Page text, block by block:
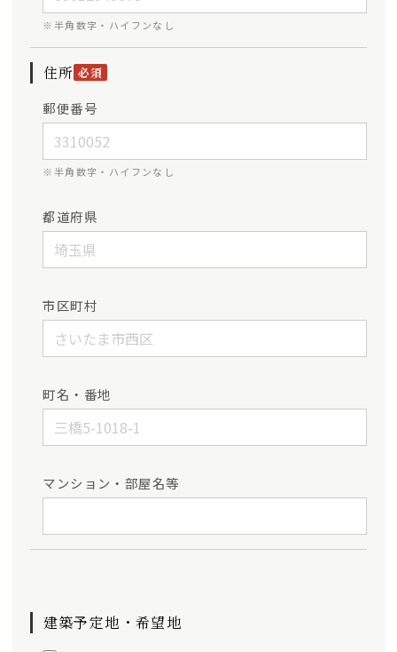
※半角数字・ハイフンなし
住所 必須
郵便番号
※半角数字・ハイフンなし
都道府県
市区町村
町名・番地
マンション・部屋名等
建築予定地・希望地